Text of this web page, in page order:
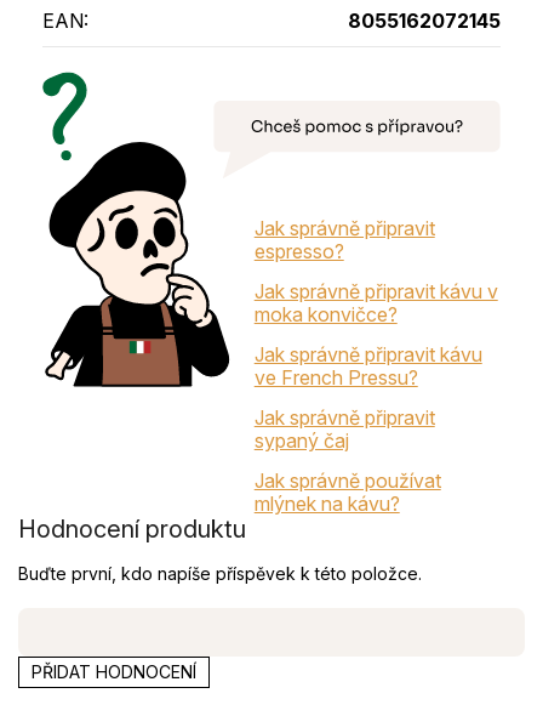
EAN: 8055162072145
Jak správně připravit
espresso?
Jak správně připravit kávu v
moka konvičce?
Jak správně připravit kávu
ve French Pressu?
Jak správně připravit
sypaný čaj
Jak správně používat
mlýnek na kávu?
Hodnocení produktu
Buďte první, kdo napíše příspěvek k této položce.
PŘIDAT HODNOCENÍ